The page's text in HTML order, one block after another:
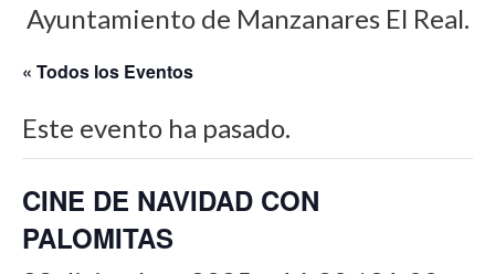
Ayuntamiento de Manzanares El Real.
« Todos los Eventos
Este evento ha pasado.
CINE DE NAVIDAD CON
PALOMITAS